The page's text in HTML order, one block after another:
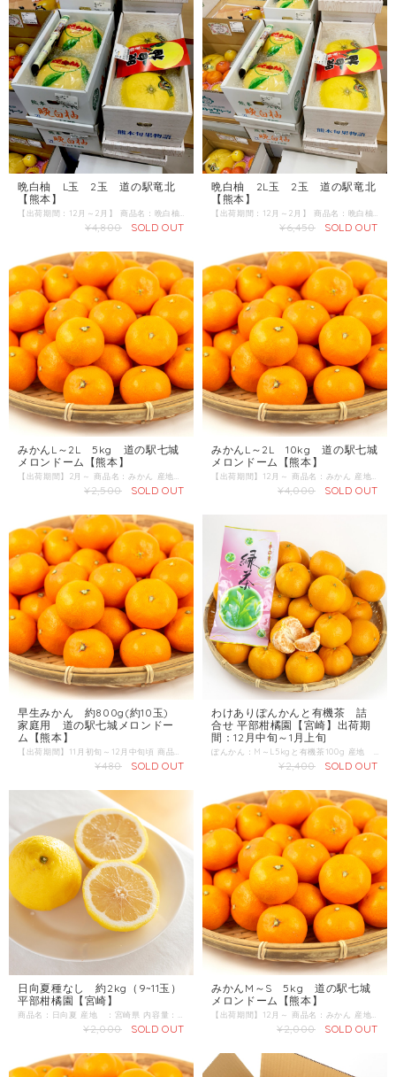
晩白柚 L玉 2玉 道の駅竜北
【熊本】
¥4,800 SOLD OUT
晩白柚 2L玉 2玉 道の駅竜北
【熊本】
¥6,450 SOLD OUT
みかんL～2L 5kg 道の駅七城
メロンドーム【熊本】
¥2,500 SOLD OUT
みかんL～2L 10kg 道の駅七城
メロンドーム【熊本】
¥4,000 SOLD OUT
早生みかん 約800g(約10玉)
家庭用 道の駅七城メロンドー
ム【熊本】
¥480 SOLD OUT
わけありぽんかんと有機茶 詰
合せ 平部柑橘園【宮崎】出荷期
間：12月中旬～1月上旬
¥2,400 SOLD OUT
日向夏種なし 約2kg（9~11玉）
平部柑橘園【宮崎】
¥2,000 SOLD OUT
みかんM～S 5kg 道の駅七城
メロンドーム【熊本】
¥2,000 SOLD OUT